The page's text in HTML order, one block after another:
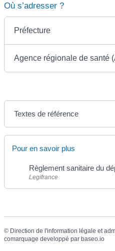
Où s’adresser ?
Préfecture
Agence régionale de santé
Textes de référence
Pour en savoir plus
Règlement sanitaire du
Legifrance
© Direction de l'information légale et
comarquage developpé par baseo.io